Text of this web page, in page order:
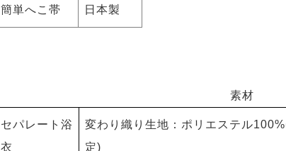
簡単へこ帯 日本製
素材
セパレート浴
衣
変わり織り生地：ポリエステル
定)